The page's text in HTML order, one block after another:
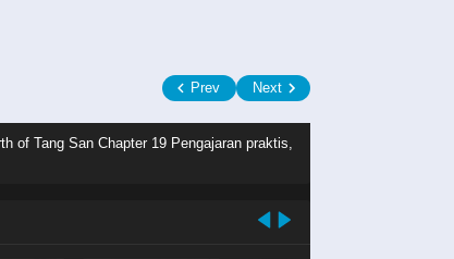
Prev Next
of Tang San Chapter 19 Pengajaran praktis,